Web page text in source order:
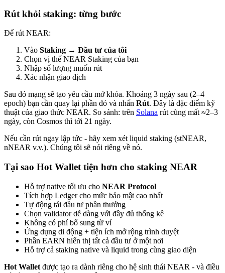
Rút khỏi staking: từng bước
Để rút NEAR:
Vào Staking → Đầu tư của tôi
Chọn vị thế NEAR Staking của bạn
Nhập số lượng muốn rút
Xác nhận giao dịch
Sau đó mạng sẽ tạo yêu cầu mở khóa. Khoảng 3 ngày sau (2–4
epoch) bạn cần quay lại phần đó và nhấn Rút. Đây là đặc điểm kỹ
thuật của giao thức NEAR. So sánh: trên Solana rút cũng mất ≈2–3
ngày, còn Cosmos thì tới 21 ngày.
Nếu cần rút ngay lập tức - hãy xem xét liquid staking (stNEAR,
nNEAR v.v.). Chúng tôi sẽ nói riêng về nó.
Tại sao Hot Wallet tiện hơn cho staking NEAR
Hỗ trợ native tối ưu cho NEAR Protocol
Tích hợp Ledger cho mức bảo mật cao nhất
Tự động tái đầu tư phần thưởng
Chọn validator dễ dàng với đầy đủ thống kê
Không có phí bổ sung từ ví
Ứng dụng di động + tiện ích mở rộng trình duyệt
Phần EARN hiển thị tất cả đầu tư ở một nơi
Hỗ trợ cả staking native và liquid trong cùng giao diện
Hot Wallet được tạo ra dành riêng cho hệ sinh thái NEAR - và điều